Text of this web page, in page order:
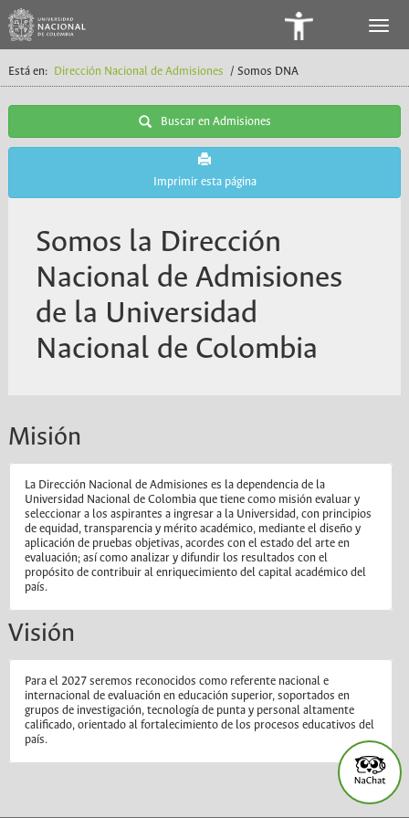
Accesibilidad
Está en: Dirección Nacional de Admisiones / Somos DNA
Buscar en Admisiones
Imprimir esta página
Somos la Dirección
Nacional de Admisiones
de la Universidad
Nacional de Colombia
Misión
La Dirección Nacional de Admisiones es la dependencia de la
Universidad Nacional de Colombia que tiene como misión evaluar y
seleccionar a los aspirantes a ingresar a la Universidad, con principios
de equidad, transparencia y mérito académico, mediante el diseño y
aplicación de pruebas objetivas, acordes con el estado del arte en
evaluación; así como analizar y difundir los resultados con el
propósito de contribuir al enriquecimiento del capital académico del
país.
Visión
Para el 2027 seremos reconocidos como referente nacional e
internacional de evaluación en educación superior, soportados en
grupos de investigación, tecnología de punta y personal altamente
calificado, orientado al fortalecimiento de los procesos educativos del
país.